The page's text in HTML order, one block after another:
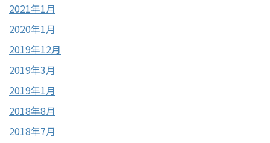
2021年1月
2020年1月
2019年12月
2019年3月
2019年1月
2018年8月
2018年7月